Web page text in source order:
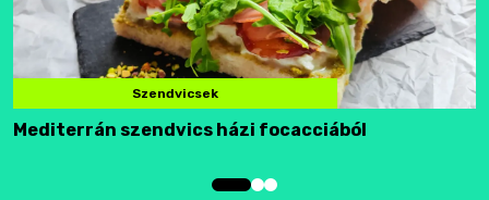
Szendvicsek
Mediterrán szendvics házi focacciából